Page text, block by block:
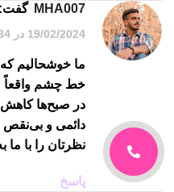
MHA007 گفت:
19/02/2024 در 11:34
ما خوشحالیم
خط چشم واقعاً
در صبح‌ها کاهش
دائمی و بی‌نقص
نظرتان را با ما
پاسخ